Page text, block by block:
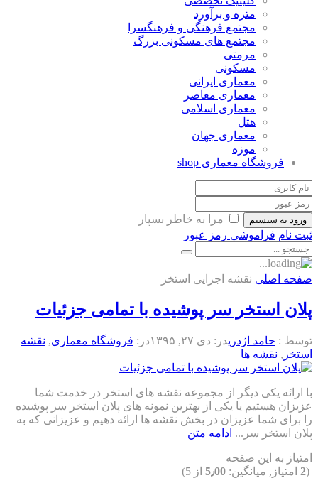
متره و برآورد
مجتمع فرهنگی و فرهنگسرا
مجتمع های مسکونی بزرگ
مرمتی
مسکونی
معماری ایرانی
معماری معاصر
معماری اسلامی
هتل
معماری جهان
موزه
فروشگاه معماری shop
ورود به سیستم
مرا به خاطر بسپار
ثبت نام فراموشی رمز عبور
صفحه اصلی نقشه اجرایی استخر
پلان استخر سر پوشیده با تمامی جزئیات
توسط : حامد اژدریدر: دی ۲۷, ۱۳۹۵ در: فروشگاه معماری, نقشه
استخر , نقشه ها
با ارائه یکی دیگر از مجموعه نقشه های استخر در خدمت شما
عزیزان هستیم یا یکی از بهترین نمونه های پلان استخر سر پوشیده
را برای شما عزیزان در بخش نقشه ها ارائه دهیم و عزیزانی که به
پلان استخر سر... ادامه متن
امتیاز به این صفحه
(
2 امتیاز, میانگین: 5٫00 از 5)